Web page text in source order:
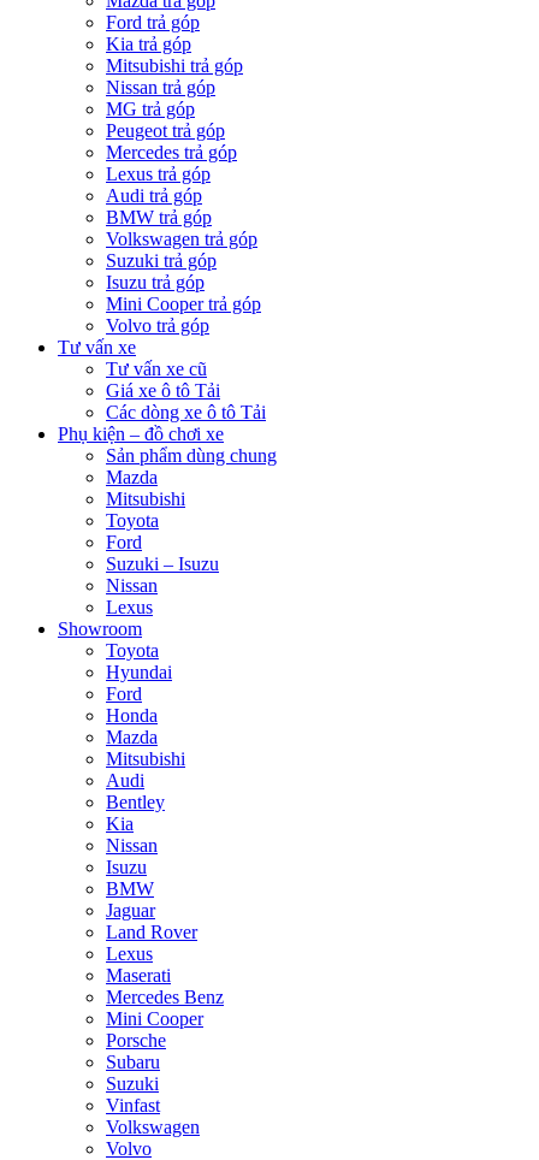
Ford trả góp
Kia trả góp
Mitsubishi trả góp
Nissan trả góp
MG trả góp
Peugeot trả góp
Mercedes trả góp
Lexus trả góp
Audi trả góp
BMW trả góp
Volkswagen trả góp
Suzuki trả góp
Isuzu trả góp
Mini Cooper trả góp
Volvo trả góp
Tư vấn xe
Tư vấn xe cũ
Giá xe ô tô Tải
Các dòng xe ô tô Tải
Phụ kiện – đồ chơi xe
Sản phẩm dùng chung
Mazda
Mitsubishi
Toyota
Ford
Suzuki – Isuzu
Nissan
Lexus
Showroom
Toyota
Hyundai
Ford
Honda
Mazda
Mitsubishi
Audi
Bentley
Kia
Nissan
Isuzu
BMW
Jaguar
Land Rover
Lexus
Maserati
Mercedes Benz
Mini Cooper
Porsche
Subaru
Suzuki
Vinfast
Volkswagen
Volvo